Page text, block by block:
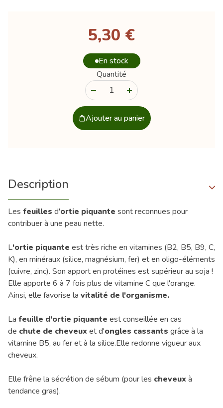
5,30 €
En stock
Quantité
Ajouter au panier
Description
Les feuilles d'ortie piquante sont reconnues pour
contribuer à une peau nette.
L'ortie piquante est très riche en vitamines (B2, B5, B9, C,
K), en minéraux (silice, magnésium, fer) et en oligo-éléments
(cuivre, zinc). Son apport en protéines est supérieur au soja !
Elle apporte 6 à 7 fois plus de vitamine C que l'orange.
Ainsi, elle favorise la vitalité de l'organisme.
La feuille d'ortie piquante est conseillée en cas
de chute de cheveux et d'ongles cassants grâce à la
vitamine B5, au fer et à la silice.Elle redonne vigueur aux
cheveux.
Elle frêne la sécrétion de sébum (pour les cheveux à
tendance gras).